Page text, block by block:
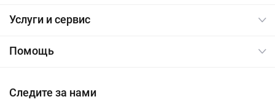
Услуги и сервис
Помощь
Следите за нами